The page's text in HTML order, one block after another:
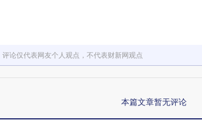
评论仅代表网友个人观点，不代表财新网观点
本篇文章暂无评论